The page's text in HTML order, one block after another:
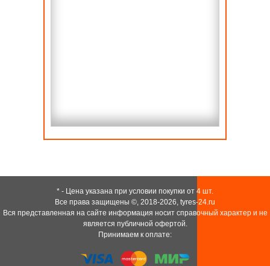
* - Цена указана при условии покупки от 4 шт.
Все права защищены ©, 2018-2026, tyres-24.ru
Вся представленная на сайте информация носит справочный характер и не
является публичной офертой.
Принимаем к оплате: